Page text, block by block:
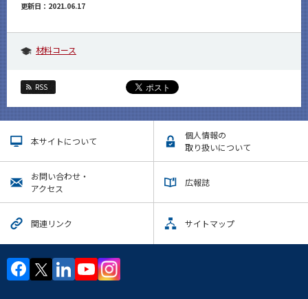
更新日：2021.06.17
材料コース
RSS
本サイトについて
個人情報の
取り扱いについて
お問い合わせ・
アクセス
広報誌
関連リンク サイトマップ